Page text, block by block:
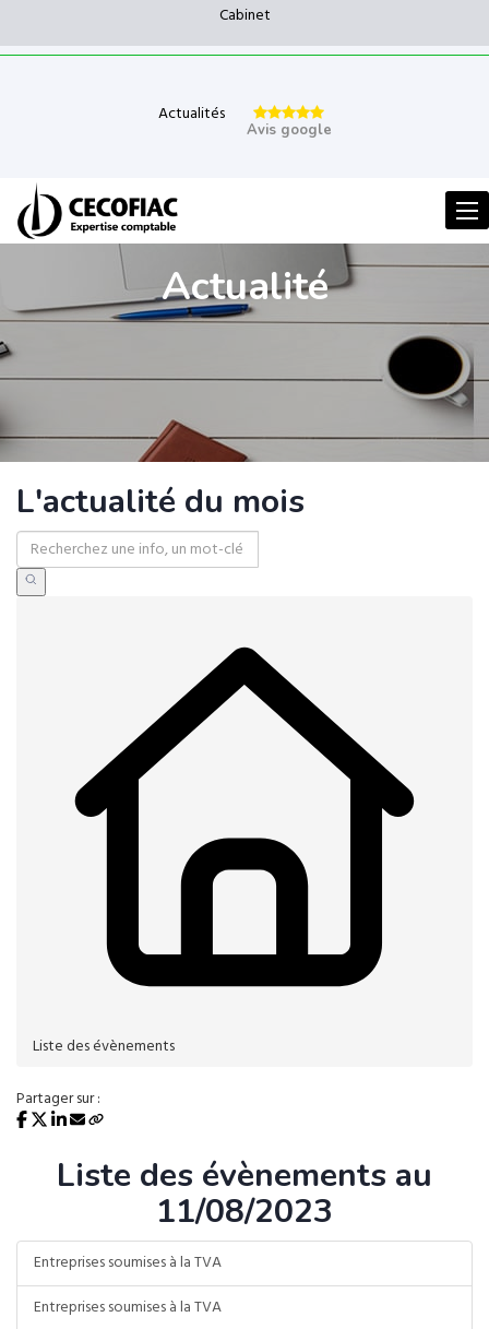
Cabinet
Actualités
Avis google
Actualité
L'actualité du mois
Liste des évènements
Partager sur :
Liste des évènements au
11/08/2023
Entreprises soumises à la TVA
Entreprises soumises à la TVA